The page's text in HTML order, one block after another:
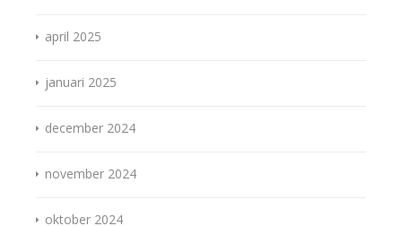
april 2025
januari 2025
december 2024
november 2024
oktober 2024